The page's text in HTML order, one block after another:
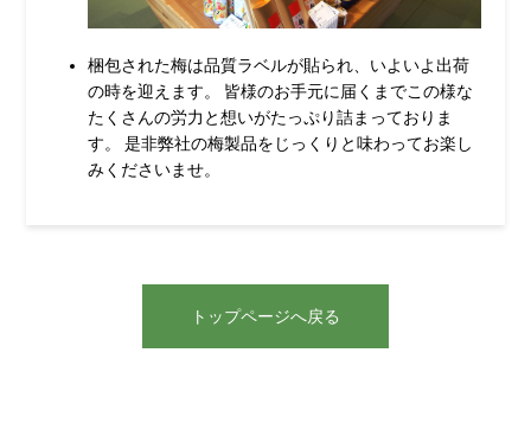
梱包された梅は品質ラベルが貼られ、いよいよ出荷
の時を迎えます。 皆様のお手元に届くまでこの様な
たくさんの労力と想いがたっぷり詰まっておりま
す。 是非弊社の梅製品をじっくりと味わってお楽し
みくださいませ。
トップページへ戻る